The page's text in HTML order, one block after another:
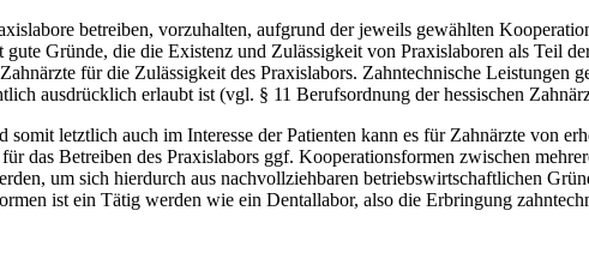
betreiben, vorzuhalten, aufgrund der jeweils gewählten
Gründe, die die Existenz und Zulässigkeit von Praxislaboren als Teil
für die Zulässigkeit des Praxislabors. Zahntechnische Leistungen
ausdrücklich erlaubt ist (vgl. § 11 Berufsordnung der hessischen
somit letztlich auch im Interesse der Patienten kann es für Zahnärzte von
das Betreiben des Praxislabors ggf. Kooperationsformen zwischen
um sich hierdurch aus nachvollziehbaren betriebswirtschaftlichen
ist ein Tätig werden wie ein Dentallabor, also die Erbringung